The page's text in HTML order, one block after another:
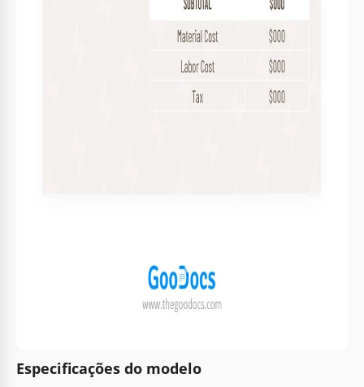
Especificações do modelo